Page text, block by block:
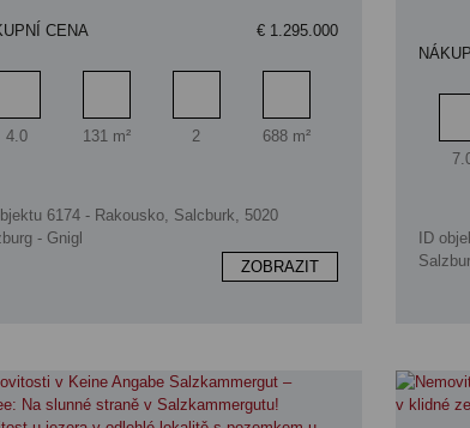
CENA € 1.295.000
Pokoj
4.0
Obytný prostor
131 m²
Koupelna
2
Plocha pozemku
688 m²
6174 - Rakousko, Salcburk, 5020
- Gnigl
ZOBRAZIT
ID